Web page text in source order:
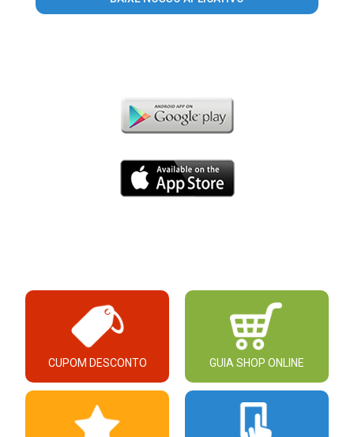
CUPOM DESCONTO GUIA SHOP ONLINE